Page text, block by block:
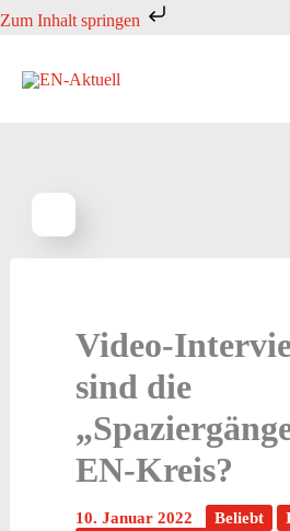
Zum Inhalt springen
Zum
springen
Video-
sind die
EN-Kreis?
10. Januar 2022 Beliebt